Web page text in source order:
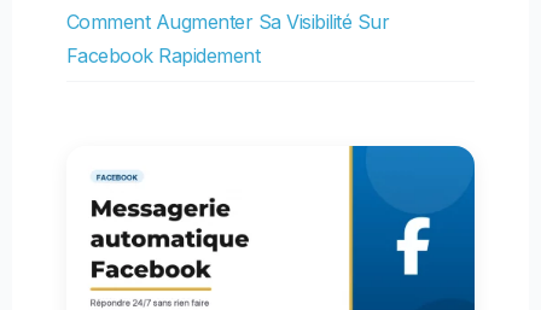
Comment Augmenter Sa Visibilité Sur
Facebook Rapidement